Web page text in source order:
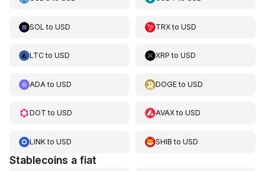
SOL to USD TRXtoUSD
LTCto USD XRP toUSD
ADA to USD DOGEtoUSD
DOT to USD AVAXtoUSD
LINKto USD SHIB toUSD
Stablecoins a fiat